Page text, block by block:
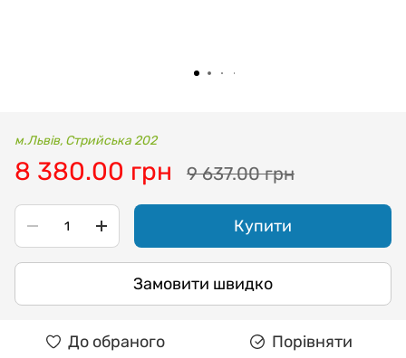
м.Львів, Стрийська 202
8 380.00 грн 9 637.00 грн
Купити
Замовити швидко
До обраного Порівняти